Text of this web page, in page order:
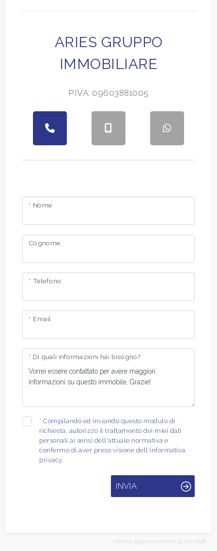
ARIES GRUPPO
IMMOBILIARE
P.IVA: 09603881005
* Nome
Cognome
* Telefono
* Email
* Di quali informazioni hai bisogno?
*Compilando ed inviando questo modulo di
richiesta, autorizzo il trattamento dei miei dati
personali ai sensi dell'attuale normativa e
confermo di aver preso visione dell'informativa
privacy.
INVIA
Ultimo aggiornamento 30/07/2026